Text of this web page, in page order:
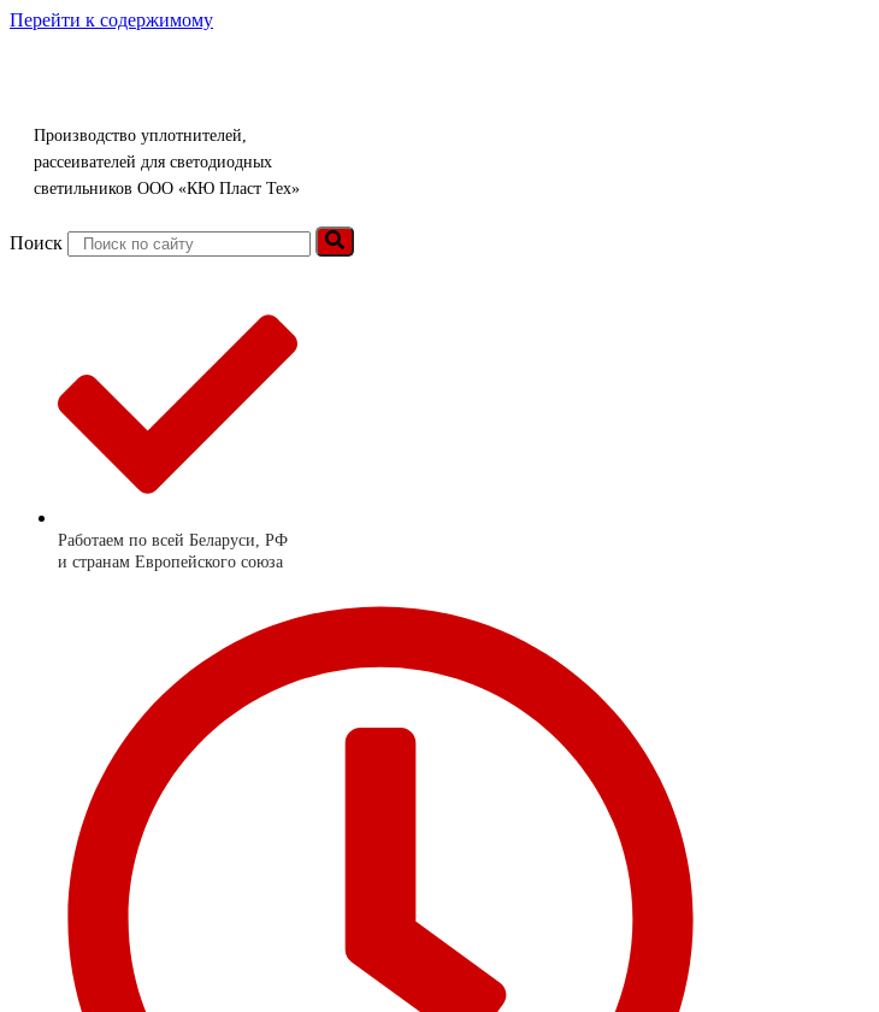
Перейти к содержимому
Производство уплотнителей,
рассеивателей для светодиодных
светильников ООО «КЮ Пласт Тех»
Поиск
Работаем по всей Беларуси, РФ
и странам Европейского союза